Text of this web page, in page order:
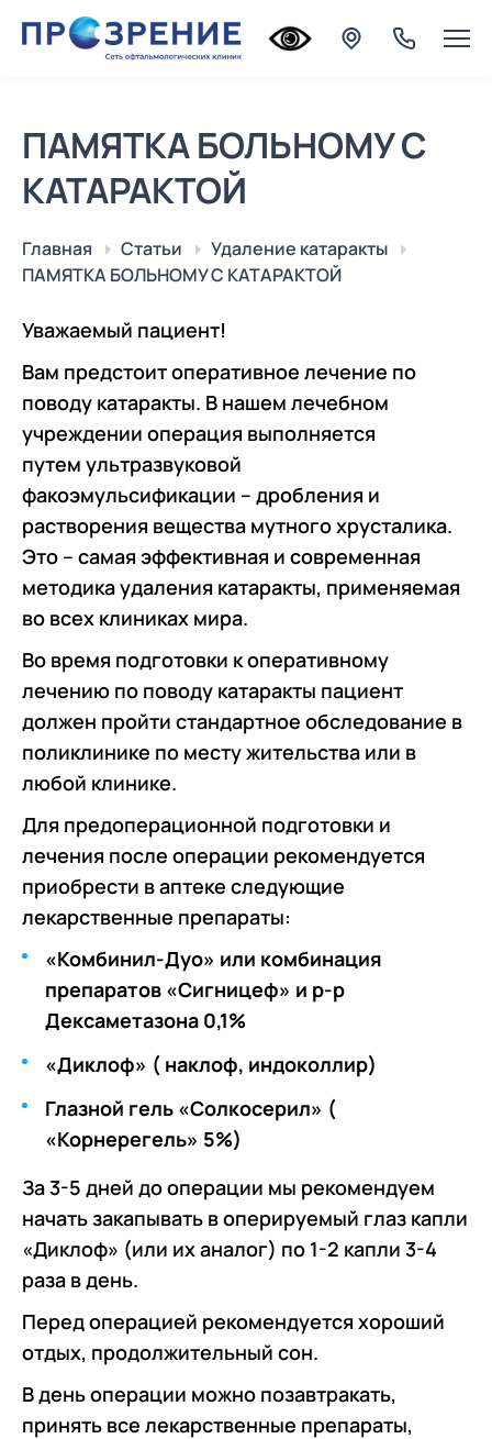
ПАМЯТКА БОЛЬНОМУ С
КАТАРАКТОЙ
Главная Статьи
Удаление катаракты
ПАМЯТКА БОЛЬНОМУ С КАТАРАКТОЙ
Уважаемый пациент!
Вам предстоит оперативное лечение по
поводу катаракты. В нашем лечебном
учреждении операция выполняется
путем ультразвуковой
факоэмульсификации – дробления и
растворения вещества мутного хрусталика.
Это – самая эффективная и современная
методика удаления катаракты, применяемая
во всех клиниках мира.
Во время подготовки к оперативному
лечению по поводу катаракты пациент
должен пройти стандартное обследование в
поликлинике по месту жительства или в
любой клинике.
Для предоперационной подготовки и
лечения после операции рекомендуется
приобрести в аптеке следующие
лекарственные препараты:
«Комбинил-Дуо» или комбинация
препаратов «Сигницеф» и р-р
Дексаметазона 0,1%
«Диклоф» ( наклоф, индоколлир)
Глазной гель «Солкосерил» (
«Корнерегель» 5%)
За 3-5 дней до операции мы рекомендуем
начать закапывать в оперируемый глаз капли
«Диклоф» (или их аналог) по 1-2 капли 3-4
раза в день.
Перед операцией рекомендуется хороший
отдых, продолжительный сон.
В день операции можно позавтракать,
принять все лекарственные препараты,